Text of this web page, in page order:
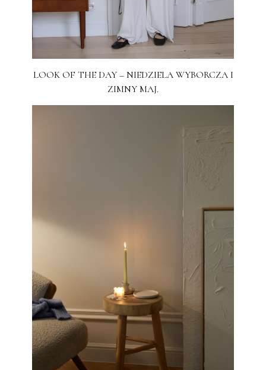
LOOK OF THE DAY – NIEDZIELA WYBORCZA I
ZIMNY MAJ.